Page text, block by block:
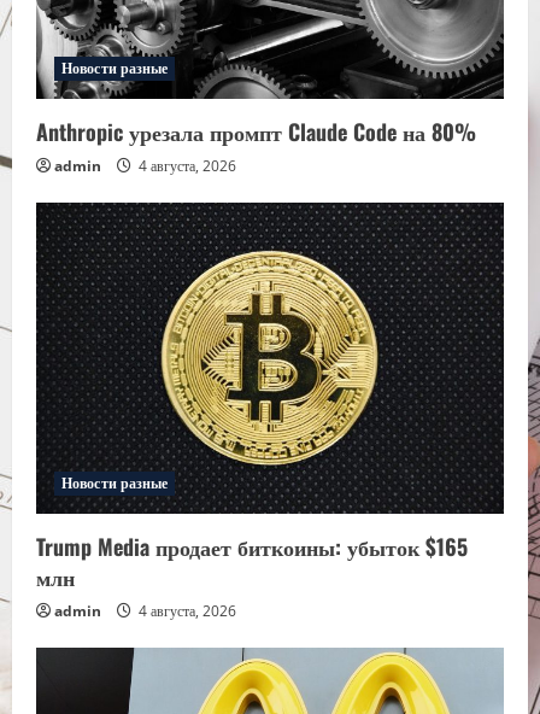
Новости разные
Anthropic урезала промпт Claude Code на 80%
admin 4 августа, 2026
Новости разные
Trump Media продает биткоины: убыток $165
млн
admin 4 августа, 2026